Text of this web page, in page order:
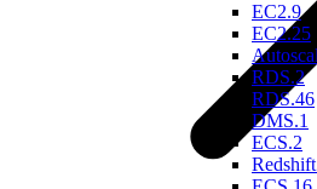
EC2.9
EC2.25
RDS.2
RDS.46
DMS.1
ECS.2